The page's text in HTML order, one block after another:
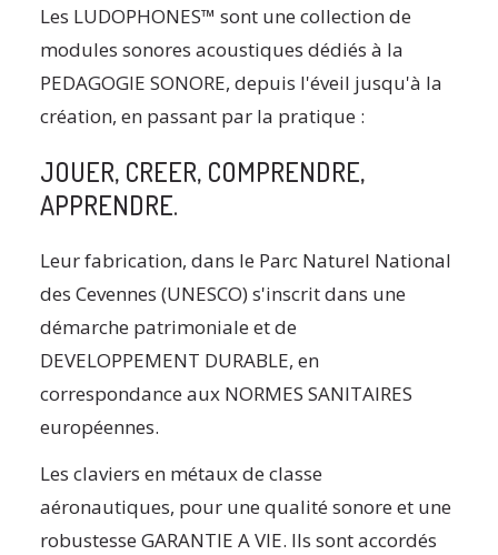
Les LUDOPHONES™ sont une collection de
modules sonores acoustiques dédiés à la
PEDAGOGIE SONORE, depuis l'éveil jusqu'à la
création, en passant par la pratique :
JOUER, CREER, COMPRENDRE,
APPRENDRE.
Leur fabrication, dans le Parc Naturel National
des Cevennes (UNESCO) s'inscrit dans une
démarche patrimoniale et de
DEVELOPPEMENT DURABLE, en
correspondance aux NORMES SANITAIRES
européennes.
Les claviers en métaux de classe
aéronautiques, pour une qualité sonore et une
robustesse GARANTIE A VIE. Ils sont accordés